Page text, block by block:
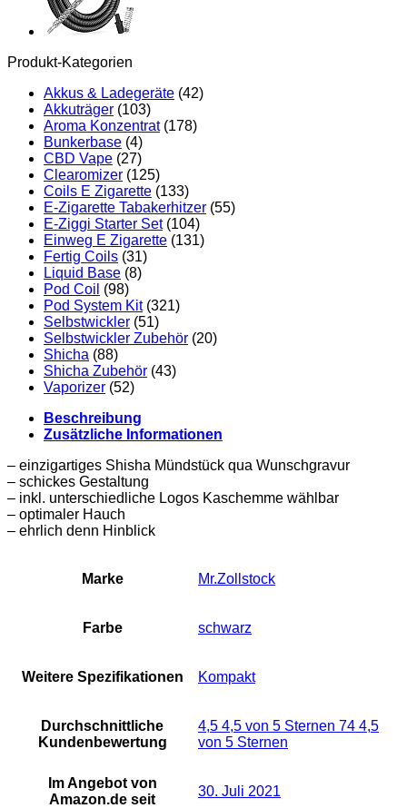
Produkt-Kategorien
Akkus & Ladegeräte (42)
Akkuträger (103)
Aroma Konzentrat (178)
Bunkerbase (4)
CBD Vape (27)
Clearomizer (125)
Coils E Zigarette (133)
E-Zigarette Tabakerhitzer (55)
E-Ziggi Starter Set (104)
Einweg E Zigarette (131)
Fertig Coils (31)
Liquid Base (8)
Pod Coil (98)
Pod System Kit (321)
Selbstwickler (51)
Selbstwickler Zubehör (20)
Shicha (88)
Shicha Zubehör (43)
Vaporizer (52)
Beschreibung
Zusätzliche Informationen
– einzigartiges Shisha Mündstück qua Wunschgravur
– schickes Gestaltung
– inkl. unterschiedliche Logos Kaschemme wählbar
– optimaler Hauch
– ehrlich denn Hinblick
Marke ‎Mr.Zollstock
Farbe schwarz
Weitere Spezifikationen ‎Kompakt
Durchschnittliche
Kundenbewertung
4,5 4,5 von 5 Sternen 74 4,5
von 5 Sternen
Im Angebot von
Amazon.de seit
30. Juli 2021